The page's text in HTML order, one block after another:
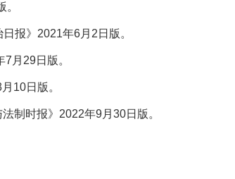
报》2021年6月2日版。
月29日版。
10日版。
制时报》2022年9月30日版。